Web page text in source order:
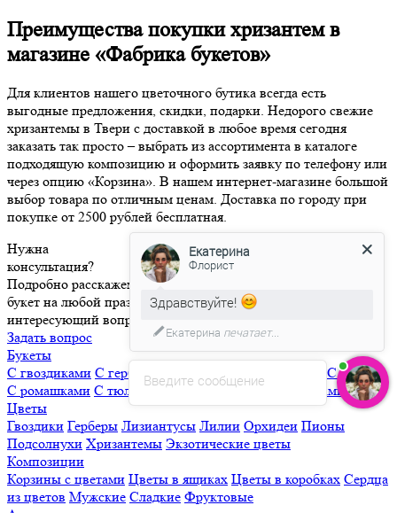
Преимущества покупки хризантем в
магазине «Фабрика букетов»
Для клиентов нашего цветочного бутика всегда есть
выгодные предложения, скидки, подарки. Недорого свежие
хризантемы в Твери с доставкой в любое время сегодня
заказать так просто – выбрать из ассортимента в каталоге
подходящую композицию и оформить заявку по телефону или
через опцию «Корзина». В нашем интернет-магазине большой
выбор товара по отличным ценам. Доставка по городу при
покупке от 2500 рублей бесплатная.
Нужна
консультация?
Подробно расскажем о наших услугах, подберем идеальный
букет на любой праздник и случай. Ответим на любой
интересующий вопрос!
Задать вопрос
Букеты
С гвоздиками С герберами С лилиями
С розами
С ромашками С тюльпанами С экзотическими цветами
Цветы
Гвоздики Герберы Лизиантусы Лилии Орхидеи Пионы
Подсолнухи Хризантемы Экзотические цветы
Композиции
Корзины с цветами Цветы в ящиках Цветы в коробках Сердца
из цветов Мужские Сладкие Фруктовые
Введите сообщение
Екатерина
Флорист
Здравствуйте!
Екатерина печатает...